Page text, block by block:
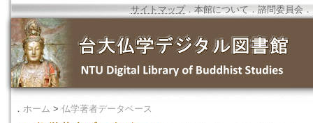
サイトマップ．本館について ．諮問委員会 ．
． ホーム > 仏学著者データベース